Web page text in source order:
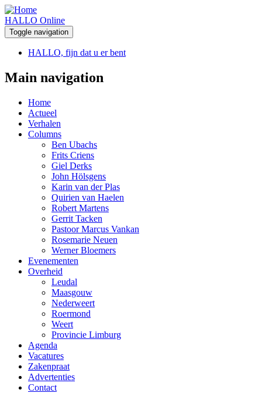
HALLO Online
Toggle navigation
HALLO, fijn dat u er bent
Main navigation
Home
Actueel
Verhalen
Columns
Ben Ubachs
Frits Criens
Giel Derks
John Hölsgens
Karin van der Plas
Quirien van Haelen
Robert Martens
Gerrit Tacken
Pastoor Marcus Vankan
Rosemarie Neuen
Werner Bloemers
Evenementen
Overheid
Leudal
Maasgouw
Nederweert
Roermond
Weert
Provincie Limburg
Agenda
Vacatures
Zakenpraat
Advertenties
Contact